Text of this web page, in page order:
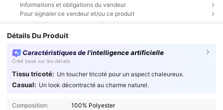
Informations et obligations du vendeur
Pour signaler ce vendeur et/ou ce produit
Détails Du Produit
Caractéristiques de l'intelligence artificielle
Créé basé sur les détails
Tissu tricoté: Un toucher tricoté pour un aspect chaleureux.
Casual: Un look décontracté au charme naturel.
Composition: 100% Polyester